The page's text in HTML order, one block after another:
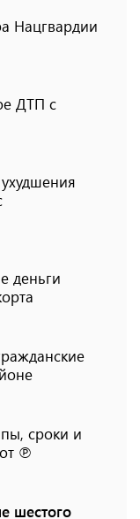
Нацгвардии
ДТП с
деньги
сроки и
℗
шестого